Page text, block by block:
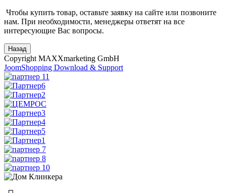
Чтобы купить товар, оставьте заявку на сайте или позвоните
нам. При необходимости, менеджеры ответят на все
интересующие Вас вопросы.
Copyright MAXXmarketing GmbH
JoomShopping Download & Support